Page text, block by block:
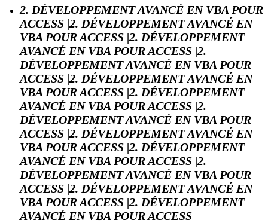
2. DÉVELOPPEMENT AVANCÉ EN VBA POUR
ACCESS |2. DÉVELOPPEMENT AVANCÉ EN
VBA POUR ACCESS |2. DÉVELOPPEMENT
AVANCÉ EN VBA POUR ACCESS |2.
DÉVELOPPEMENT AVANCÉ EN VBA POUR
ACCESS |2. DÉVELOPPEMENT AVANCÉ EN
VBA POUR ACCESS |2. DÉVELOPPEMENT
AVANCÉ EN VBA POUR ACCESS |2.
DÉVELOPPEMENT AVANCÉ EN VBA POUR
ACCESS |2. DÉVELOPPEMENT AVANCÉ EN
VBA POUR ACCESS |2. DÉVELOPPEMENT
AVANCÉ EN VBA POUR ACCESS |2.
DÉVELOPPEMENT AVANCÉ EN VBA POUR
ACCESS |2. DÉVELOPPEMENT AVANCÉ EN
VBA POUR ACCESS |2. DÉVELOPPEMENT
AVANCÉ EN VBA POUR ACCESS